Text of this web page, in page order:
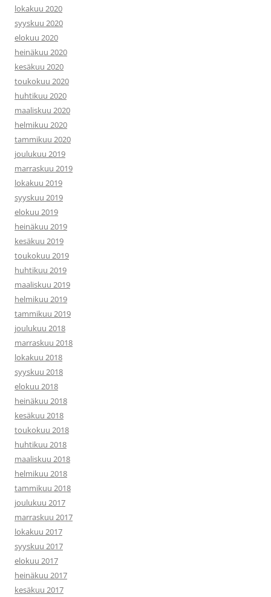
lokakuu 2020
syyskuu 2020
elokuu 2020
heinäkuu 2020
kesäkuu 2020
toukokuu 2020
huhtikuu 2020
maaliskuu 2020
helmikuu 2020
tammikuu 2020
joulukuu 2019
marraskuu 2019
lokakuu 2019
syyskuu 2019
elokuu 2019
heinäkuu 2019
kesäkuu 2019
toukokuu 2019
huhtikuu 2019
maaliskuu 2019
helmikuu 2019
tammikuu 2019
joulukuu 2018
marraskuu 2018
lokakuu 2018
syyskuu 2018
elokuu 2018
heinäkuu 2018
kesäkuu 2018
toukokuu 2018
huhtikuu 2018
maaliskuu 2018
helmikuu 2018
tammikuu 2018
joulukuu 2017
marraskuu 2017
lokakuu 2017
syyskuu 2017
elokuu 2017
heinäkuu 2017
kesäkuu 2017